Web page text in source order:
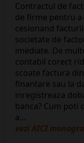
Contractul de
de firme pentru
cesionand
societate de
imediate. De
contabil corect
scoate factura
finantare sau la
inregistreaza
banca? Cum poti
a...
vezi AICI